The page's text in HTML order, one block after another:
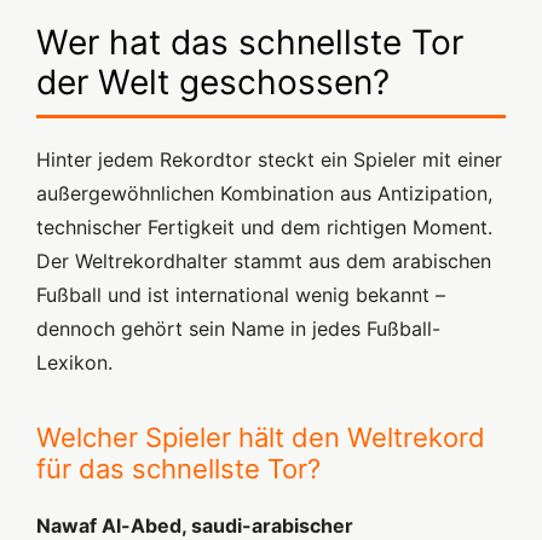
Wer hat das schnellste Tor
der Welt geschossen?
Hinter jedem Rekordtor steckt ein Spieler mit einer
außergewöhnlichen Kombination aus Antizipation,
technischer Fertigkeit und dem richtigen Moment.
Der Weltrekordhalter stammt aus dem arabischen
Fußball und ist international wenig bekannt –
dennoch gehört sein Name in jedes Fußball-
Lexikon.
Welcher Spieler hält den Weltrekord
für das schnellste Tor?
Nawaf Al-Abed, saudi-arabischer